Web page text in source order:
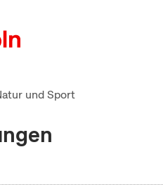
und Sport